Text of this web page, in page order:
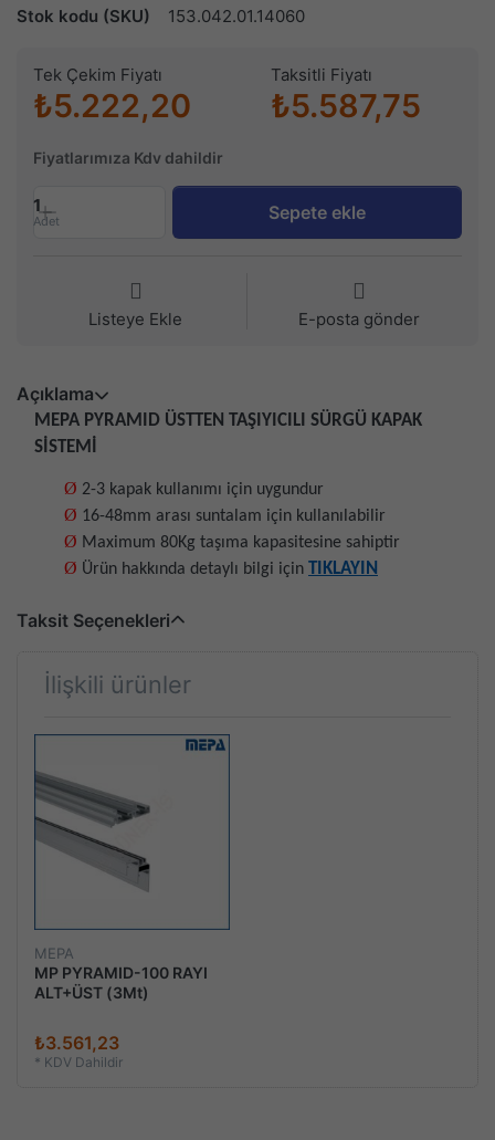
Stok kodu (SKU) 153.042.01.14060
Tek Çekim Fiyatı
₺5.222,20
Taksitli Fiyatı
₺5.587,75
Fiyatlarımıza Kdv dahildir
1
Adet Sepete ekle
Listeye Ekle E-posta gönder
Açıklama
MEPA PYRAMID ÜSTTEN TAŞIYICILI SÜRGÜ KAPAK
SİSTEMİ
Ø 2-3 kapak kullanımı için uygundur
Ø 16-48mm arası suntalam için kullanılabilir
Ø Maximum 80Kg taşıma kapasitesine sahiptir
Ø Ürün hakkında detaylı bilgi için TIKLAYIN
Taksit Seçenekleri
İlişkili ürünler
MEPA
MP PYRAMID-100 RAYI
ALT+ÜST (3Mt)
₺3.561,23
* KDV Dahildir